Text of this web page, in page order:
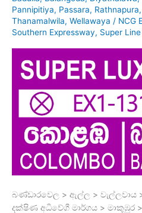
Pannipitiya, Passara, Rathnapura,
Thanamalwila, Wellawaya / NCG
Southern Expressway, Super
බණ්ඩාරවෙල > ඇල්ල > වැල්ලවාය
දක්ෂිණ අධිවේගී මාර්ගය > මාකුඹුර